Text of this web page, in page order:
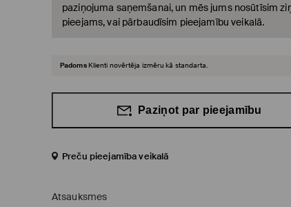
paziņojuma saņemšanai, un mēs jums nosūtīsim
pieejams, vai pārbaudīsim pieejamību veikalā.
Padoms Klienti novērtēja izmēru kā standarta.
Paziņot par pieejamību
Preču pieejamība veikalā
Atsauksmes